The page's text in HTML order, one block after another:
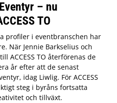
– nu
TO
profiler i eventbranschen har
När Jennie Barkselius och
ACCESS TO återförenas de
år efter att de senast
idag Liwlig. För ACCESS
steg i byråns fortsatta
och tillväxt.